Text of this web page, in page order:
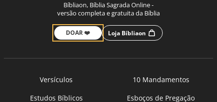
Bíbliaon, Bíblia Sagrada Online -
versão completa e gratuita da Bíblia
DOAR ❤️ Loja Bíbliaon
Versículos
10 Mandamentos
Estudos Bíblicos
Esboços de Pregação